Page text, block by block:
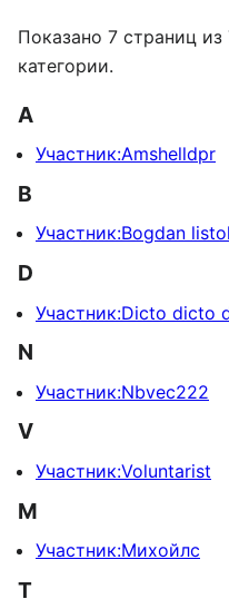
Показано 7 страниц
категории.
A
Участник:Amshelldpr
B
Участник:Bogdan
D
Участник:Dicto
N
Участник:Nbvec222
V
Участник:Voluntarist
М
Участник:Михойлс
Т